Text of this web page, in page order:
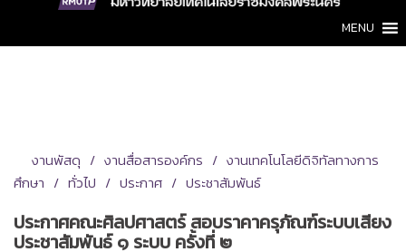
MENU
งานพัสดุ งานสื่อสารองค์กร
งานเทคโนโลยีดิจิทัลทางการ
ศึกษา
ทั่วไป ประกาศ ประชาสัมพันธ์
ประกาศคณะศิลปศาสตร์ สอบราคาครุภัณฑ์ระบบเสียง
ประชาสัมพันธ์ ๑ ระบบ ครั้งที่ ๒